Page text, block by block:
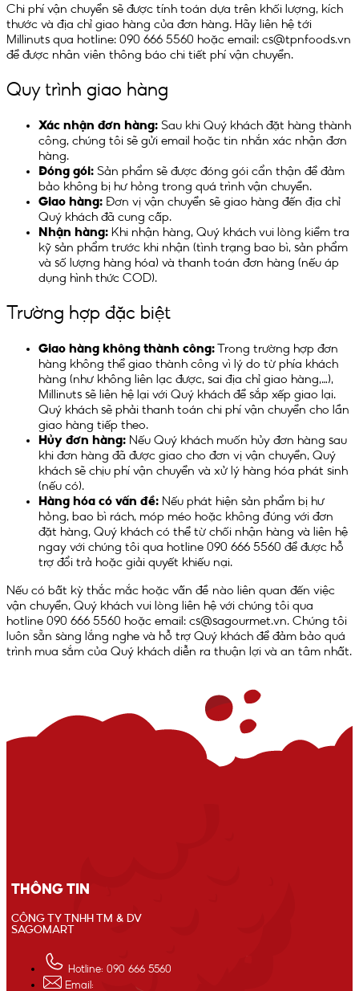
Chi phí vận chuyển sẽ được tính toán dựa trên khối lượng, kích
thước và địa chỉ giao hàng của đơn hàng. Hãy liên hệ tới
Millinuts qua hotline: 090 666 5560 hoặc email: cs@tpnfoods.vn
để được nhân viên thông báo chi tiết phí vận chuyển.
Quy trình giao hàng
Xác nhận đơn hàng: Sau khi Quý khách đặt hàng thành
công, chúng tôi sẽ gửi email hoặc tin nhắn xác nhận đơn
hàng.
Đóng gói: Sản phẩm sẽ được đóng gói cẩn thận để đảm
bảo không bị hư hỏng trong quá trình vận chuyển.
Giao hàng: Đơn vị vận chuyển sẽ giao hàng đến địa chỉ
Quý khách đã cung cấp.
Nhận hàng: Khi nhận hàng, Quý khách vui lòng kiểm tra
kỹ sản phẩm trước khi nhận (tình trạng bao bì, sản phẩm
và số lượng hàng hóa) và thanh toán đơn hàng (nếu áp
dụng hình thức COD).
Trường hợp đặc biệt
Giao hàng không thành công: Trong trường hợp đơn
hàng không thể giao thành công vì lý do từ phía khách
hàng (như không liên lạc được, sai địa chỉ giao hàng,…),
Millinuts sẽ liên hệ lại với Quý khách để sắp xếp giao lại.
Quý khách sẽ phải thanh toán chi phí vận chuyển cho lần
giao hàng tiếp theo.
Hủy đơn hàng: Nếu Quý khách muốn hủy đơn hàng sau
khi đơn hàng đã được giao cho đơn vị vận chuyển, Quý
khách sẽ chịu phí vận chuyển và xử lý hàng hóa phát sinh
(nếu có).
Hàng hóa có vấn đề: Nếu phát hiện sản phẩm bị hư
hỏng, bao bì rách, móp méo hoặc không đúng với đơn
đặt hàng, Quý khách có thể từ chối nhận hàng và liên hệ
ngay với chúng tôi qua hotline 090 666 5560 để được hỗ
trợ đổi trả hoặc giải quyết khiếu nại.
Nếu có bất kỳ thắc mắc hoặc vấn đề nào liên quan đến việc
vận chuyển, Quý khách vui lòng liên hệ với chúng tôi qua
hotline 090 666 5560 hoặc email: cs@sagourmet.vn. Chúng tôi
luôn sẵn sàng lắng nghe và hỗ trợ Quý khách để đảm bảo quá
trình mua sắm của Quý khách diễn ra thuận lợi và an tâm nhất.
THÔNG TIN
CÔNG TY TNHH TM & DV
SAGOMART
Hotline: 090 666 5560
Email: